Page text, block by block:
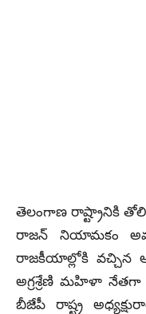
తెలంగాణ రాష్ట్రానికి
రాజన్ నియామకం
రాజకీయాల్లోకి
అగ్రశ్రేణి మహిళా నేతగా
బీజేపీ రాష్ట్ర